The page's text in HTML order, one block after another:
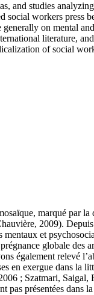
and studies
social workers
on mental
literature,
of social
marqué par la
2009). Depuis
mentaux et
globale des
également relevé
en exergue dans la
; Szatmari,
pas présentées dans